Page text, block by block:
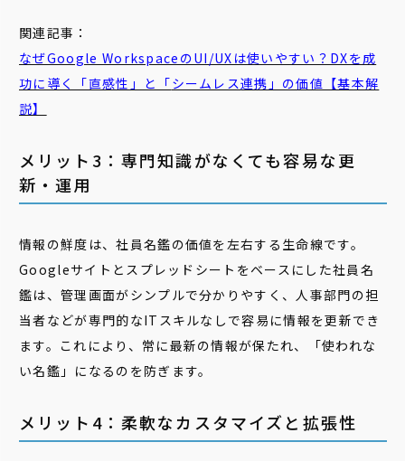
関連記事：
なぜGoogle WorkspaceのUI/UXは使いやすい？DXを成
功に導く「直感性」と「シームレス連携」の価値【基本解
説】
メリット3：専門知識がなくても容易な更
新・運用
情報の鮮度は、社員名鑑の価値を左右する生命線です。
Googleサイトとスプレッドシートをベースにした社員名
鑑は、管理画面がシンプルで分かりやすく、人事部門の担
当者などが専門的なITスキルなしで容易に情報を更新でき
ます。これにより、常に最新の情報が保たれ、「使われな
い名鑑」になるのを防ぎます。
メリット4：柔軟なカスタマイズと拡張性